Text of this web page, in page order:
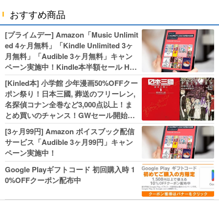
おすすめ商品
[プライムデー] Amazon「Music Unlimit
ed 4ヶ月無料」「Kindle Unlimited 3ヶ
月無料」「Audible 3ヶ月無料」キャン
ペーン実施中！Kindle本半額セール HU
NTER×HUNTERなど集英社、無職転生,
幼女戦記などKADOKAWA、キャプテン
翼100円セールも！
[Kinled本] 小学館 少年漫画50%OFFクー
ポン祭り！日本三國, 葬送のフリーレン,
名探偵コナン全巻など3,000点以上！ま
とめ買いのチャンス！GWセール開始！
人気コミック多数 カドカワ祭やIT関連本
がセールに！
[3ヶ月99円] Amazon ボイスブック配信
サービス「Audible 3ヶ月99円」キャン
ペーン実施中！
Google Playギフトコード 初回購入時 1
0%OFFクーポン配布中